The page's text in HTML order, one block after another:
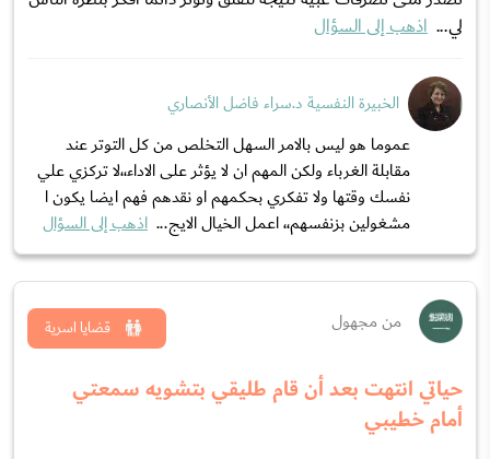
لي... اذهب إلى السؤال
الخبيرة النفسية د.سراء فاضل الأنصاري
عموما هو ليس بالامر السهل التخلص من كل التوتر عند
مقابلة الغرباء ولكن المهم ان لا يؤثر على الاداء،،لا تركزي علي
نفسك وقتها ولا تفكري بحكمهم او نقدهم فهم ايضا يكون ا
مشغولين بزنفسهم،، اعمل الخيال الايج... اذهب إلى السؤال
من مجهول
حياتي انتهت بعد أن قام طليقي بتشويه سمعتي
أمام خطيبي
قضايا اسرية